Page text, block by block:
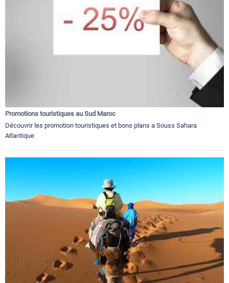
Promotions touristiques au Sud Maroc
Découvrir les promotion touristiques et bons plans a Souss Sahara
Atlantique